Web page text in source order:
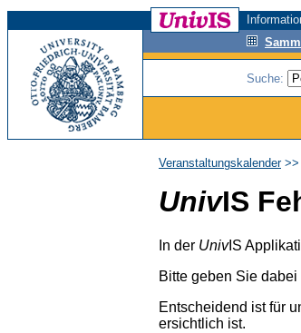
Suche:
Veranstaltungskalender>>
UnivIS
In der UnivIS
Bitte geben Sie
Entscheidend ist für
ersichtlich ist.